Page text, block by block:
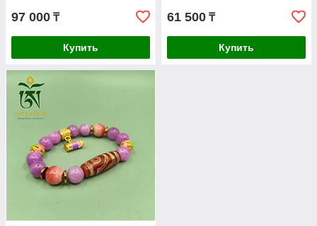
97 000 ₸
Купить
61 500 ₸
Купить